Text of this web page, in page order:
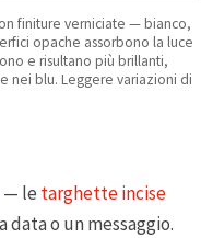
finiture verniciate — bianco,
opache assorbono la luce
e risultano più brillanti,
nei blu. Leggere variazioni di
— le targhette incise
o un messaggio.